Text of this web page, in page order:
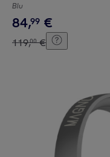
Quad-Core 1 GB di
Blu
84,99 €
119,00 €